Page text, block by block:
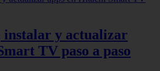
instalar y actualizar
TV paso a paso